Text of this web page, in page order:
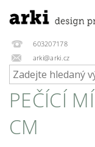
603207178
arki@arki.cz
PEČÍCÍ
CM